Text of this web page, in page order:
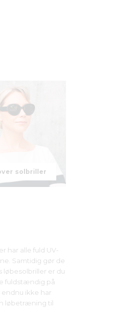
solbriller
har alle fuld UV-
Samtidig gør de
løbesolbriller er du
fuldstændig på
ikke har
løbetræning til